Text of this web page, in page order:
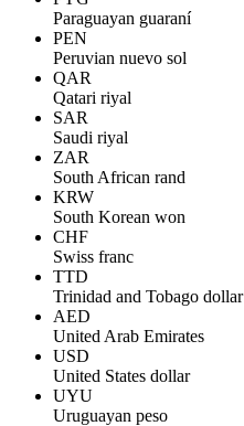
Paraguayan guaraní
PEN
Peruvian nuevo sol
QAR
Qatari riyal
SAR
Saudi riyal
ZAR
South African rand
KRW
South Korean won
CHF
Swiss franc
TTD
Trinidad and Tobago dollar
AED
United Arab Emirates
USD
United States dollar
UYU
Uruguayan peso